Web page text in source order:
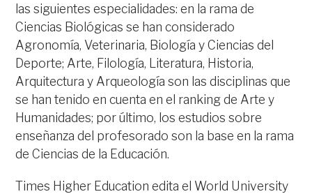
las siguientes especialidades: en la rama de
Ciencias Biológicas se han considerado
Agronomía, Veterinaria, Biología y Ciencias del
Deporte; Arte, Filología, Literatura, Historia,
Arquitectura y Arqueología son las disciplinas que
se han tenido en cuenta en el ranking de Arte y
Humanidades; por último, los estudios sobre
enseñanza del profesorado son la base en la rama
de Ciencias de la Educación.
Times Higher Education edita el World University